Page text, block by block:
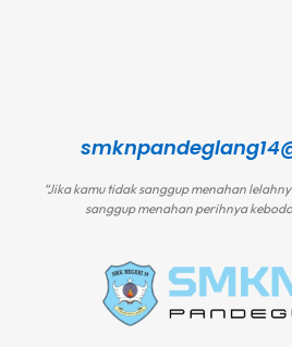
“Jika kamu tidak sanggup menahan
sanggup menahan perihnya